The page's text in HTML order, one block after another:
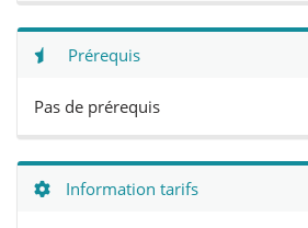
Prérequis
Pas de prérequis
Information tarifs